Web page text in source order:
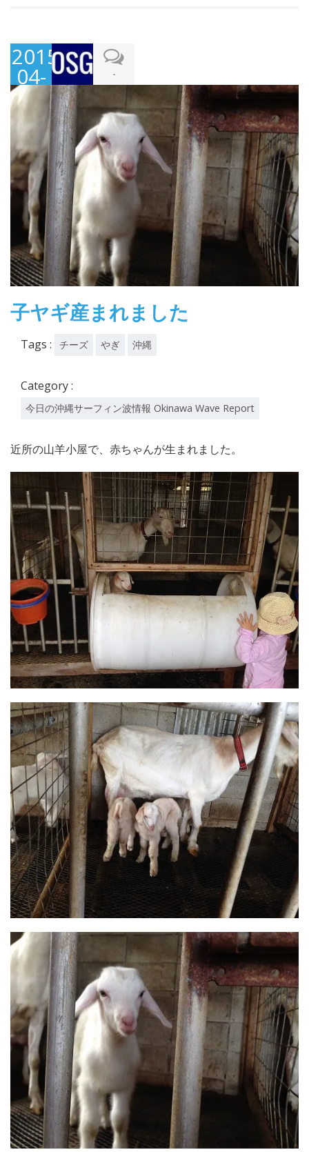
2015-
04-
08
-
子ヤギ産まれました
Tags : チーズ やぎ 沖縄
Category :
今日の沖縄サーフィン波情報 Okinawa Wave Report
近所の山羊小屋で、赤ちゃんが生まれました。